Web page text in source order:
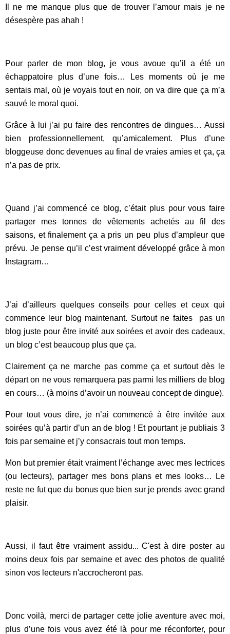
Il ne me manque plus que de trouver l’amour mais je ne
désespère pas ahah !
Pour parler de mon blog, je vous avoue qu’il a été un
échappatoire plus d’une fois… Les moments où je me
sentais mal, où je voyais tout en noir, on va dire que ça m’a
sauvé le moral quoi.
Grâce à lui j’ai pu faire des rencontres de dingues… Aussi
bien professionnellement, qu’amicalement. Plus d’une
bloggeuse donc devenues au final de vraies amies et ça, ça
n’a pas de prix.
Quand j’ai commencé ce blog, c’était plus pour vous faire
partager mes tonnes de vêtements achetés au fil des
saisons, et finalement ça a pris un peu plus d’ampleur que
prévu. Je pense qu’il c’est vraiment développé grâce à mon
Instagram…
J’ai d’ailleurs quelques conseils pour celles et ceux qui
commence leur blog maintenant. Surtout ne faites pas un
blog juste pour être invité aux soirées et avoir des cadeaux,
un blog c’est beaucoup plus que ça.
Clairement ça ne marche pas comme ça et surtout dès le
départ on ne vous remarquera pas parmi les milliers de blog
en cours… (à moins d’avoir un nouveau concept de dingue).
Pour tout vous dire, je n’ai commencé à être invitée aux
soirées qu’à partir d’un an de blog ! Et pourtant je publiais 3
fois par semaine et j’y consacrais tout mon temps.
Mon but premier était vraiment l’échange avec mes lectrices
(ou lecteurs), partager mes bons plans et mes looks… Le
reste ne fut que du bonus que bien sur je prends avec grand
plaisir.
Aussi, il faut être vraiment assidu... C'est à dire poster au
moins deux fois par semaine et avec des photos de qualité
sinon vos lecteurs n'accrocheront pas.
Donc voilà, merci de partager cette jolie aventure avec moi,
plus d’une fois vous avez été là pour me réconforter, pour